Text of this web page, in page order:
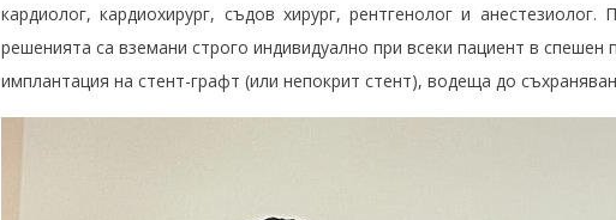
кардиолог, кардиохирург, съдов хирург, рентгенолог и
решенията са вземани строго индивидуално при всеки пациент в
имплантация на стент-графт (или непокрит стент), водеща до